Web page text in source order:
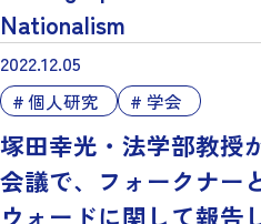
Nationalism
2022.12.05
個人研究 学会
塚田幸光・法学部教授
会議で、フォークナー
ウォードに関して報告